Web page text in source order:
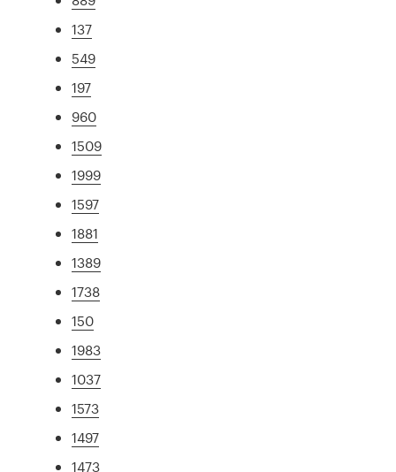
137
549
197
960
1509
1999
1597
1881
1389
1738
150
1983
1037
1573
1497
1473